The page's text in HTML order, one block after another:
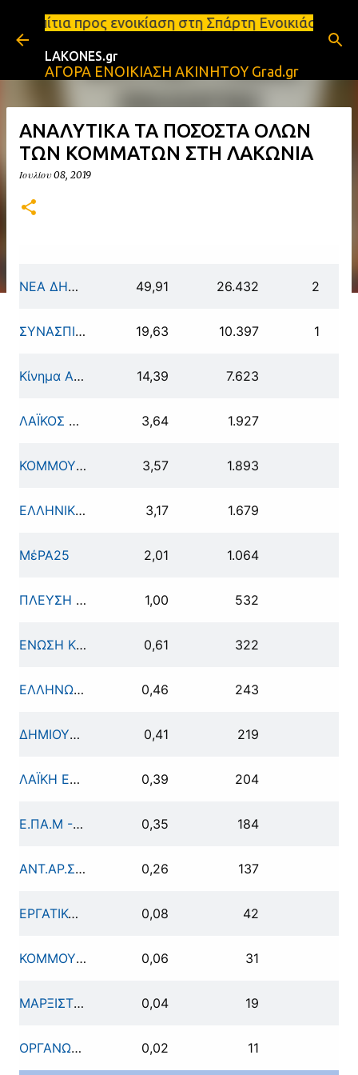
Μετάβαση στο κύριο περιεχόμενο
ενοικίαση στη Σπάρτη Ενοικιάσεις
LAKONES.gr
ΑΓΟΡΑ ΕΝΟΙΚΙΑΣΗ ΑΚΙΝΗΤΟΥ Grad.gr
ΑΝΑΛΥΤΙΚΑ ΤΑ ΠΟΣΟΣΤΑ ΟΛΩΝ
ΤΩΝ ΚΟΜΜΑΤΩΝ ΣΤΗ ΛΑΚΩΝΙΑ
Ιουλίου 08, 2019
ΝΕΑ ΔΗΜΟΚΡΑΤΙΑ 49,91 26.432 2
ΣΥΝΑΣΠΙΣΜΟΣ ΡΙΖΟΣΠΑΣΤΙΚΗΣ ΑΡΙΣΤΕΡΑΣ 19,63 10.397 1
Κίνημα Αλλαγής (ΠΑΣΟΚ-ΚΙΔΗΣΟ-Ανανεωτική Αριστερά-Προοδευτικό Κέντρο-ΕΔΕΜ-Κινήσεις Πολιτών) 14,39 7.623
ΛΑΪΚΟΣ ΣΥΝΔΕΣΜΟΣ - ΧΡΥΣΗ ΑΥΓΗ 3,64 1.927
ΚΟΜΜΟΥΝΙΣΤΙΚΟ ΚΟΜΜΑ ΕΛΛΑΔΑΣ 3,57 1.893
ΕΛΛΗΝΙΚΗ ΛΥΣΗ - ΚΥΡΙΑΚΟΣ ΒΕΛΟΠΟΥΛΟΣ 3,17 1.679
ΜέΡΑ25 2,01 1.064
ΠΛΕΥΣΗ ΕΛΕΥΘΕΡΙΑΣ - ΖΩΗ ΚΩΝΣΤΑΝΤΟΠΟΥΛΟΥ 1,00 532
ΕΝΩΣΗ ΚΕΝΤΡΩΩΝ 0,61 322
ΕΛΛΗΝΩΝ ΣΥΝΕΛΕΥΣΙΣ 0,46 243
ΔΗΜΙΟΥΡΓΙΑ ΞΑΝΑ - ΘΑΝΟΣ ΤΖΗΜΕΡΟΣ 0,41 219
ΛΑΪΚΗ ΕΝΟΤΗΤΑ 0,39 204
Ε.ΠΑ.Μ - Α.Κ.Κ.ΕΛ (ΕΝΙΑΙΟ ΠΑΛΛΑΪΚΟ ΜΕΤΩΠΟ και ΑΓΡΟΤΙΚΟ ΚΤΗΝΟΤΡΟΦΙΚΟ ΚΟΜΜΑ ΕΛΛΑΔΑΣ) 0,35 184
ΑΝΤ.ΑΡ.ΣΥ.Α - ΑΝΤΙΚΑΠΙΤΑΛΙΣΤΙΚΗ ΑΡΙΣΤΕΡΗ ΣΥΝΕΡΓΑΣΙΑ για την ΑΝΑΤΡΟΠΗ 0,26 137
ΕΡΓΑΤΙΚΟ ΕΠΑΝΑΣΤΑΤΙΚΟ ΚΟΜΜΑ - ΕΕΚ ΤΡΟΤΣΚΙΣΤΕΣ 0,08 42
ΚΟΜΜΟΥΝΙΣΤΙΚΟ ΚΟΜΜΑ ΕΛΛΑΔΑΣ (μαρξιστικό-λενινιστικό) 0,06 31
ΜΑΡΞΙΣΤΙΚΟ - ΛΕΝΙΝΙΣΤΙΚΟ ΚΟΜΜΟΥΝΙΣΤΙΚΟ ΚΟΜΜΑ ΕΛΛΑΔΑΣ 0,04 19
ΟΡΓΑΝΩΣΗ ΚΟΜΜΟΥΝΙΣΤΩΝ ΔΙΕΘΝΙΣΤΩΝ ΕΛΛΑΔΑΣ (Ο.Κ.Δ.Ε.) 0,02 11